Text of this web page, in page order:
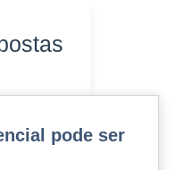
pode ser